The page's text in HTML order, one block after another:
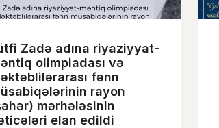
Zadə adına riyaziyyat-
olimpiadası və
fənn
rayon
mərhələsinin
elan edildi